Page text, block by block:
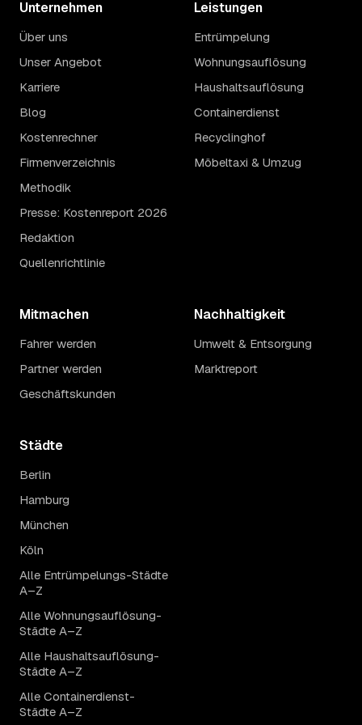
Unternehmen
Über uns
Unser Angebot
Karriere
Blog
Kostenrechner
Firmenverzeichnis
Methodik
Presse: Kostenreport 2026
Redaktion
Quellenrichtlinie
Leistungen
Entrümpelung
Wohnungsauflösung
Haushaltsauflösung
Containerdienst
Recyclinghof
Möbeltaxi & Umzug
Mitmachen
Fahrer werden
Partner werden
Geschäftskunden
Nachhaltigkeit
Umwelt & Entsorgung
Marktreport
Städte
Berlin
Hamburg
München
Köln
Alle Entrümpelungs-Städte
A–Z
Alle Wohnungsauflösung-
Städte A–Z
Alle Haushaltsauflösung-
Städte A–Z
Alle Containerdienst-
Städte A–Z